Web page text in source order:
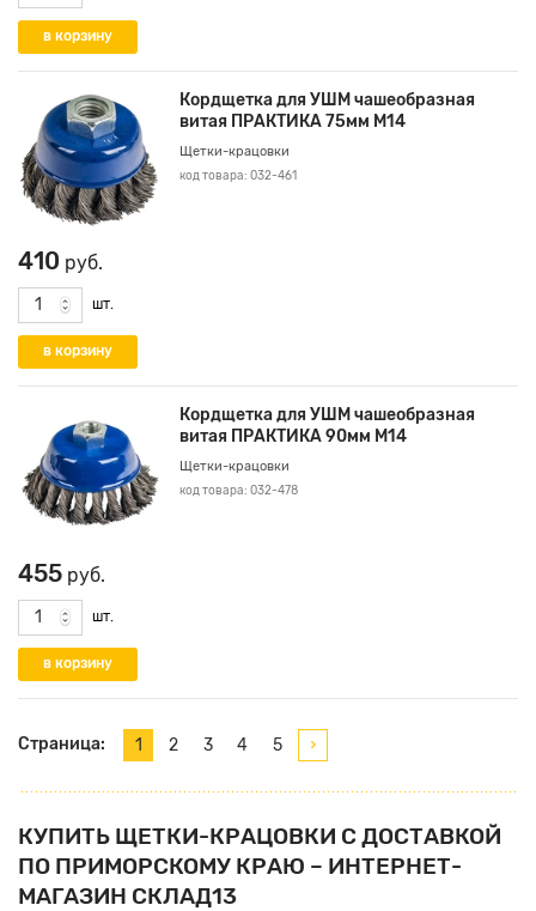
Кордщетка для УШМ чашеобразная
витая ПРАКТИКА 75мм М14
Щетки-крацовки
код товара: 032-461
410 руб.
шт.
Кордщетка для УШМ чашеобразная
витая ПРАКТИКА 90мм М14
Щетки-крацовки
код товара: 032-478
455 руб.
шт.
Страница: 1 2 3 4 5
КУПИТЬ ЩЕТКИ-КРАЦОВКИ С ДОСТАВКОЙ
ПО ПРИМОРСКОМУ КРАЮ – ИНТЕРНЕТ-
МАГАЗИН СКЛАД13